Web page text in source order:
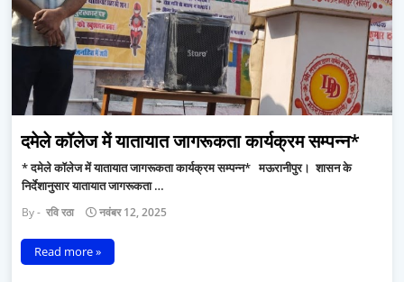
दमेले कॉलेज में यातायात जागरूकता कार्यक्रम सम्पन्न*
* दमेले कॉलेज में यातायात जागरूकता कार्यक्रम सम्पन्न* मऊरानीपुर। शासन के
निर्देशानुसार यातायात जागरूकता …
रवि रठा नवंबर 12, 2025
Read more »